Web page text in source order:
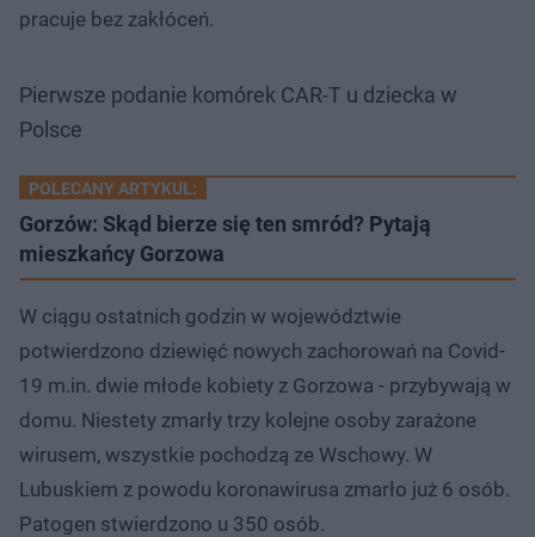
pracuje bez zakłóceń.
Pierwsze podanie komórek CAR-T u dziecka w
Polsce
POLECANY ARTYKUŁ:
Gorzów: Skąd bierze się ten smród? Pytają
mieszkańcy Gorzowa
W ciągu ostatnich godzin w województwie
potwierdzono dziewięć nowych zachorowań na Covid-
19 m.in. dwie młode kobiety z Gorzowa - przybywają w
domu. Niestety zmarły trzy kolejne osoby zarażone
wirusem, wszystkie pochodzą ze Wschowy. W
Lubuskiem z powodu koronawirusa zmarło już 6 osób.
Patogen stwierdzono u 350 osób.